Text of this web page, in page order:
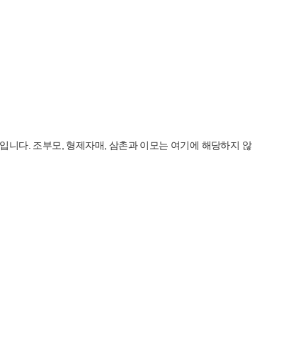
니다. 조부모, 형제자매, 삼촌과 이모는 여기에 해당하지 않